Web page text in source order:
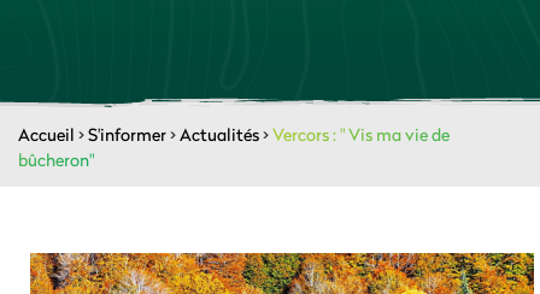
Accueil >S'informer>Actualités>Vercors : " Vis ma vie de
bûcheron"